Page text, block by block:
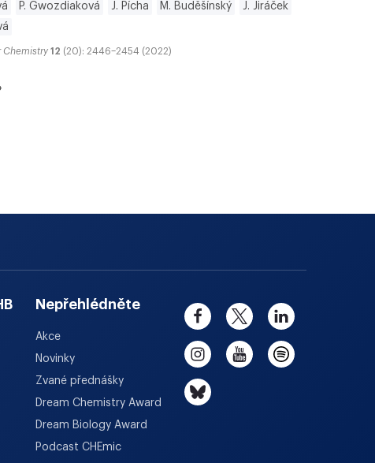
P. Gwozdiaková J. Pícha M. Buděšínský
J. Jiráček
Chemistry 12 (20): 2446–2454 (2022)
Nepřehlédněte
Akce
Novinky
Zvané přednášky
Dream Chemistry Award
Dream Biology Award
Podcast CHEmic